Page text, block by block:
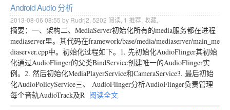
Android Audio 分析
2013-08-06 08:55 by Rudrj2, 5202 阅读, 1 推荐, 收藏
摘要：一、架构二、MediaServer初始化所有的media服务都在进程
mediaserver里。其代码在framework/base/media/mediaserver/main_me
diaserver.cpp中。初始化过程如下。1. 先初始化AudioFlinger其初始
化通过AudioFlinger的父类BindService创建唯一的AudioFlinger实
例。2. 然后初始化MediaPlayerService和CameraService3. 最后初始
化AudioPolicyService三、 AudioFlinger分析AudioFlinger负责管理
每个音轨AudioTrack及R 阅读全文